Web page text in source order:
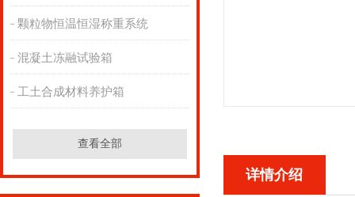
颗粒物恒温恒湿称重系统
混凝土冻融试验箱
工土合成材料养护箱
查看全部
详情介绍